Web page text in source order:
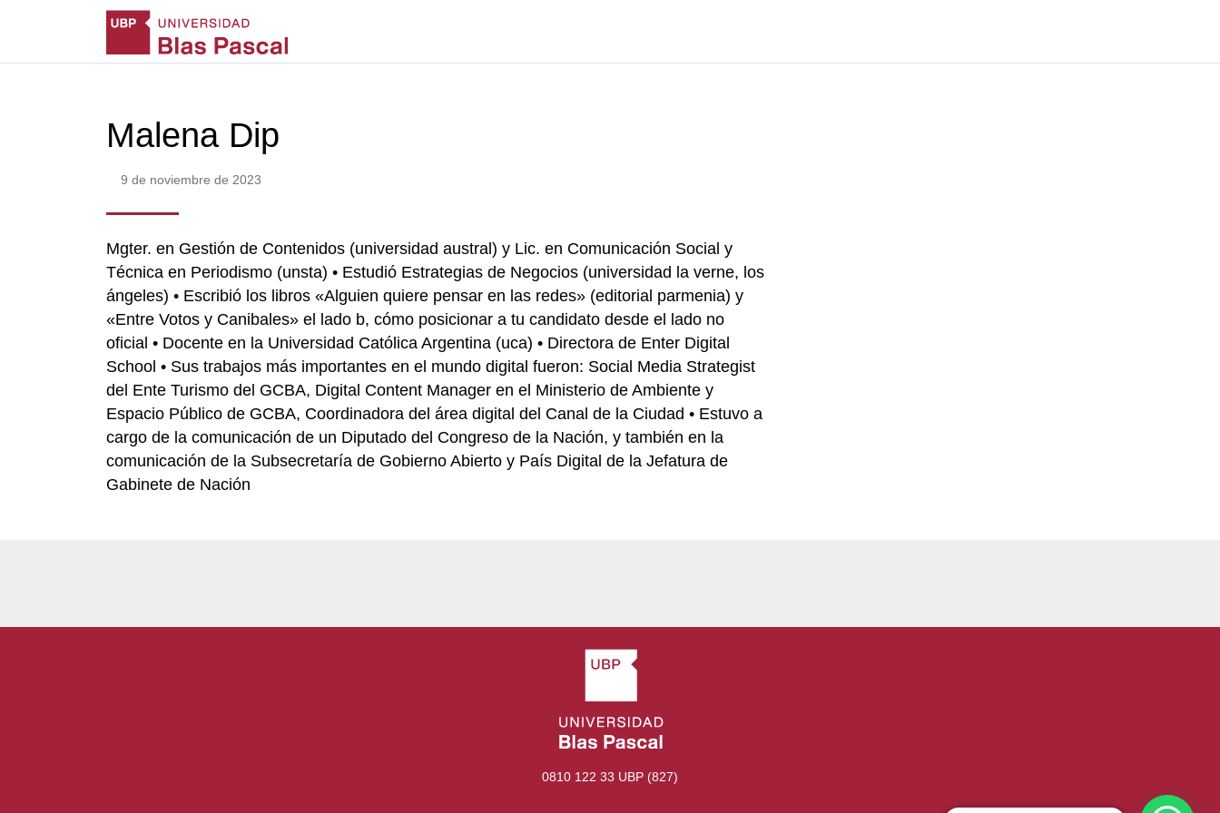
Malena Dip
9 de noviembre de 2023
Mgter. en Gestión de Contenidos (universidad austral) y Lic. en Comunicación Social y
Técnica en Periodismo (unsta) • Estudió Estrategias de Negocios (universidad la verne, los
ángeles) • Escribió los libros «Alguien quiere pensar en las redes» (editorial parmenia) y
«Entre Votos y Canibales» el lado b, cómo posicionar a tu candidato desde el lado no
oficial • Docente en la Universidad Católica Argentina (uca) • Directora de Enter Digital
School • Sus trabajos más importantes en el mundo digital fueron: Social Media Strategist
del Ente Turismo del GCBA, Digital Content Manager en el Ministerio de Ambiente y
Espacio Público de GCBA, Coordinadora del área digital del Canal de la Ciudad • Estuvo a
cargo de la comunicación de un Diputado del Congreso de la Nación, y también en la
comunicación de la Subsecretaría de Gobierno Abierto y País Digital de la Jefatura de
Gabinete de Nación
0810 122 33 UBP (827)